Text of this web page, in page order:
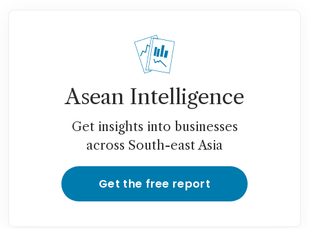
Asean Intelligence
Get insights into businesses
across South-east Asia
Get the free report